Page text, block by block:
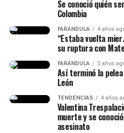
Se conoció quién
Colombia
FARÁNDULA 4 años
“Estaba vuelta
su ruptura con
FARÁNDULA 5 años
Así terminó la
León
TENDENCIAS 4 años
Valentina
muerte y se
asesinato